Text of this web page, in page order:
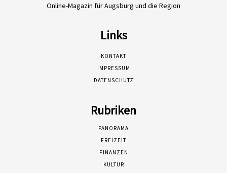
Online-Magazin für Augsburg und die Region
Links
KONTAKT
IMPRESSUM
DATENSCHUTZ
Rubriken
PANORAMA
FREIZEIT
FINANZEN
KULTUR